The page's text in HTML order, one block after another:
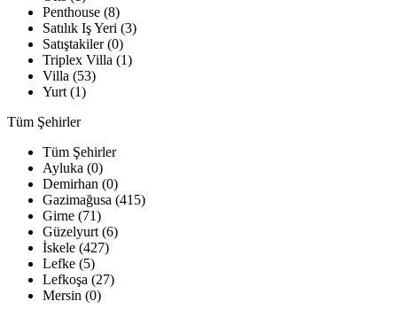
Penthouse (8)
Satılık Iş Yeri (3)
Satıştakiler (0)
Triplex Villa (1)
Villa (53)
Yurt (1)
Tüm Şehirler
Tüm Şehirler
Ayluka (0)
Demirhan (0)
Gazimağusa (415)
Girne (71)
Güzelyurt (6)
İskele (427)
Lefke (5)
Lefkoşa (27)
Mersin (0)